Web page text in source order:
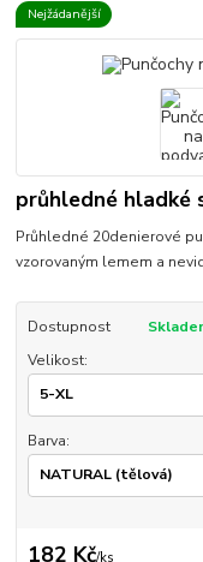
Nejžádanější
průhledné hladké
Průhledné 20denierové
vzorovaným lemem a
Dostupnost
Velikost:
Barva:
182 Kč/ks